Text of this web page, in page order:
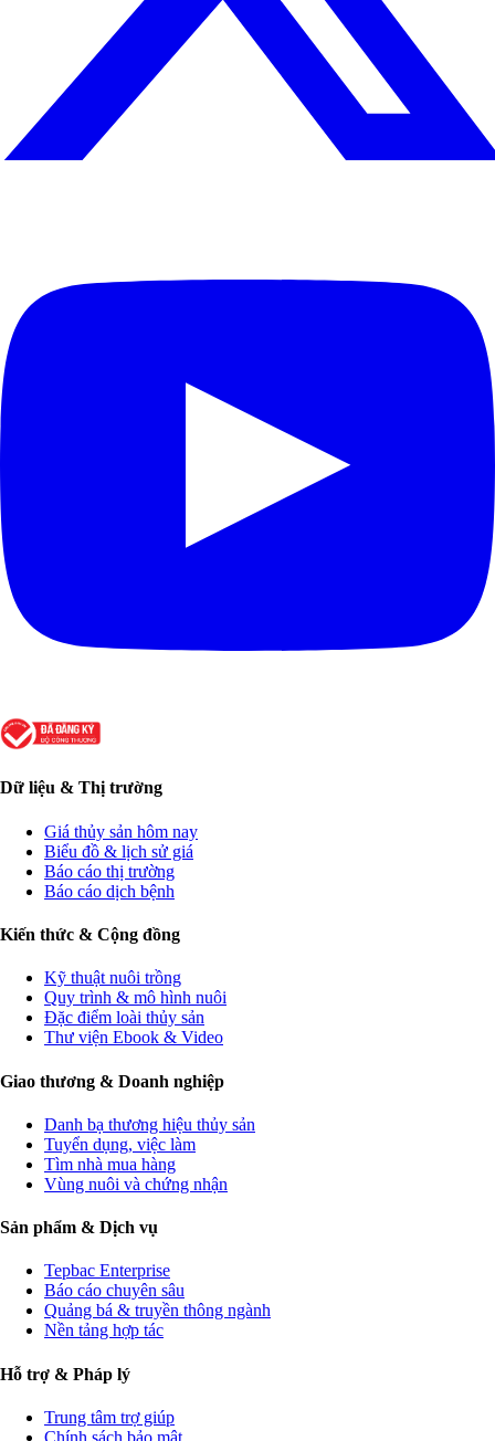
Dữ liệu & Thị trường
Giá thủy sản hôm nay
Biểu đồ & lịch sử giá
Báo cáo thị trường
Báo cáo dịch bệnh
Kiến thức & Cộng đồng
Kỹ thuật nuôi trồng
Quy trình & mô hình nuôi
Đặc điểm loài thủy sản
Thư viện Ebook & Video
Giao thương & Doanh nghiệp
Danh bạ thương hiệu thủy sản
Tuyển dụng, việc làm
Tìm nhà mua hàng
Vùng nuôi và chứng nhận
Sản phẩm & Dịch vụ
Tepbac Enterprise
Báo cáo chuyên sâu
Quảng bá & truyền thông ngành
Nền tảng hợp tác
Hỗ trợ & Pháp lý
Trung tâm trợ giúp
Chính sách bảo mật